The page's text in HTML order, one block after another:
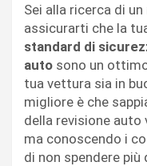
Sei alla ricerca di
assicurarti che la
standard di
auto sono un
tua vettura sia in
migliore è che
della revisione auto
ma conoscendo i
di non spendere